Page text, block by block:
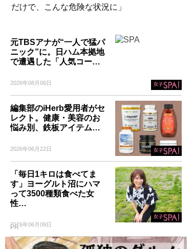
だけで、こんな危険な状況に」
元TBSアナが“一人で猛パ
ニック”に。日ハム本拠地
で遭遇した「人気コー…
2026年08月06日
編集部のiHerb愛用者がセ
レクト。健康・美容のお
悩み別、鉄板アイテム…
2026年06月22日
「毎日1キロは食べてま
す」ヨーグルト沼にハマ
って3500種類食べた女
性…
2026年06月09日
PR